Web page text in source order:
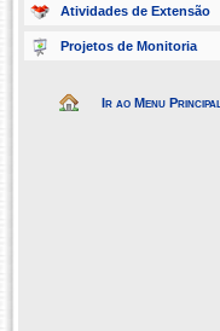
Atividades de Extensão
Projetos de Monitoria
Ir ao Menu Principal